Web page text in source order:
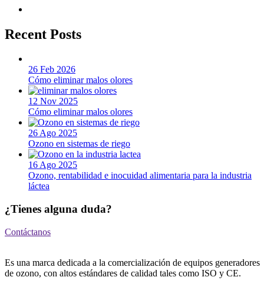
Recent Posts
26 Feb 2026
Cómo eliminar malos olores
12 Nov 2025
Cómo eliminar malos olores
26 Ago 2025
Ozono en sistemas de riego
16 Ago 2025
Ozono, rentabilidad e inocuidad alimentaria para la industria
láctea
¿Tienes alguna duda?
Contáctanos
Es una marca dedicada a la comercialización de equipos generadores
de ozono, con altos estándares de calidad tales como ISO y CE.